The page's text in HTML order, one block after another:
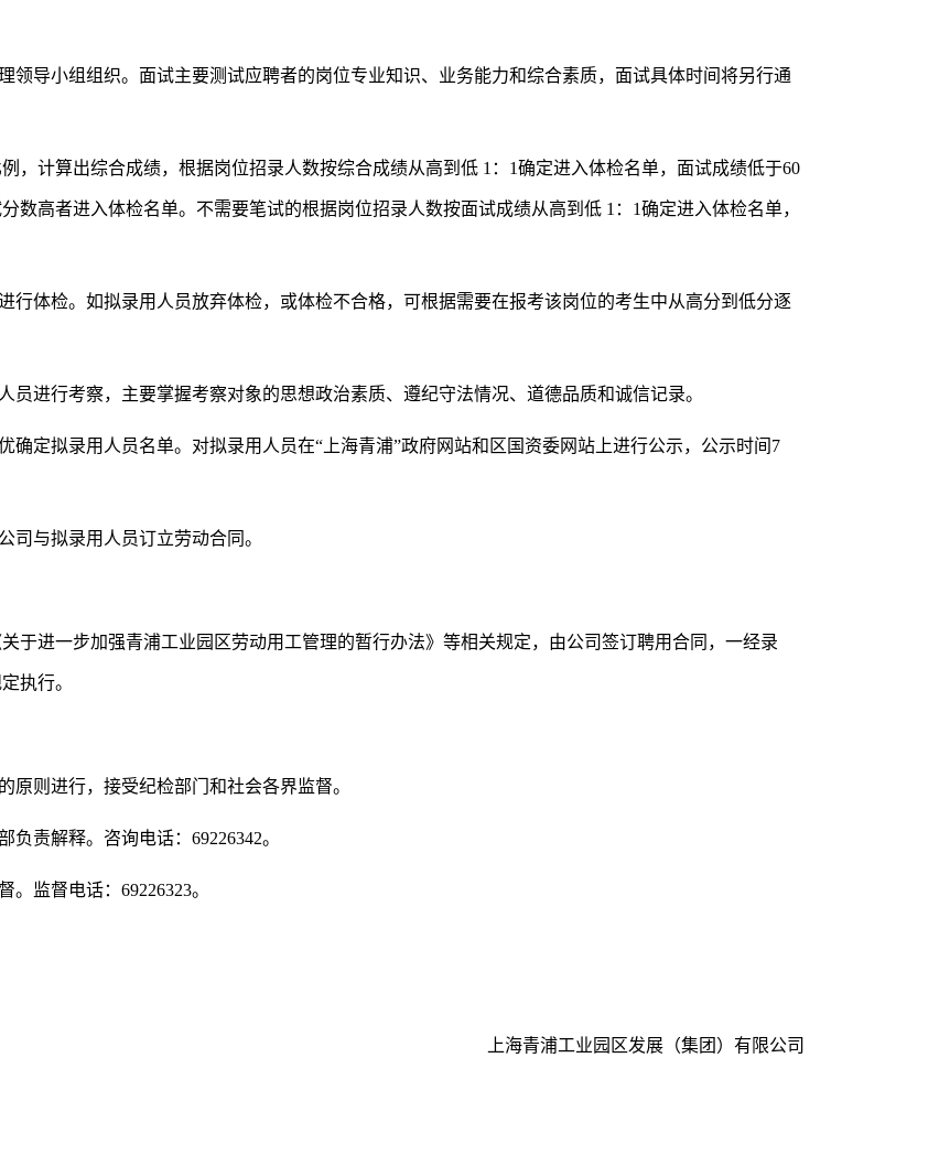
领导小组组织。面试主要测试应聘者的岗位专业知识、业务能力和综合素质，面试具体时间将另行通
，计算出综合成绩，根据岗位招录人数按综合成绩从高到低 1：1确定进入体检名单，面试成绩低于60
数高者进入体检名单。不需要笔试的根据岗位招录人数按面试成绩从高到低 1：1确定进入体检名单，
行体检。如拟录用人员放弃体检，或体检不合格，可根据需要在报考该岗位的考生中从高分到低分逐
员进行考察，主要掌握考察对象的思想政治素质、遵纪守法情况、道德品质和诚信记录。
确定拟录用人员名单。对拟录用人员在“上海青浦”政府网站和区国资委网站上进行公示，公示时间7
司与拟录用人员订立劳动合同。
于进一步加强青浦工业园区劳动用工管理的暂行办法》等相关规定，由公司签订聘用合同，一经录
执行。
原则进行，接受纪检部门和社会各界监督。
责解释。咨询电话：69226342。
监督电话：69226323。
上海青浦工业园区发展（集团）有限公司